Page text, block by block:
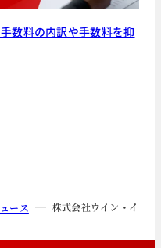
数料の内訳や手数料を抑
ース 株式会社ウイン・イン